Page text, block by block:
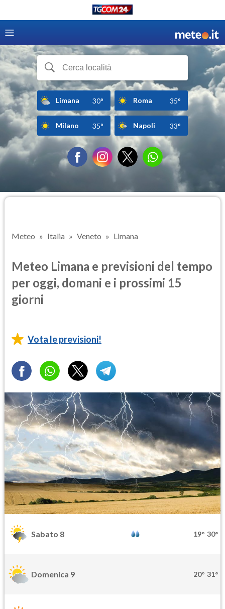
Limana 30° Roma 35°
Milano 35° Napoli 33°
Meteo Italia Veneto Limana
Meteo Limana e previsioni del tempo
per oggi, domani e i prossimi 15
giorni
Vota le previsioni!
Sabato 8 19° 30°
Domenica 9 20° 31°